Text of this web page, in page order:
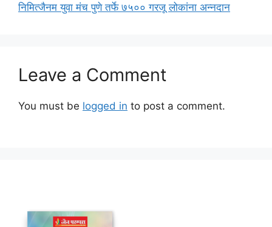
निमित्जैनम युवा मंच पुणे तर्फे ७५०० गरजू लोकांना अन्नदान
Leave a Comment
You must be logged in to post a comment.